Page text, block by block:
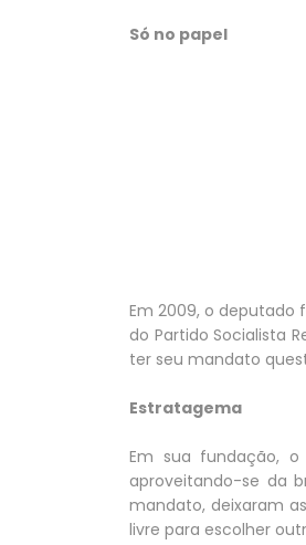
Só no papel
Em 2009, o deputado
do Partido Socialista
ter seu mandato
Estratagema
Em sua fundação,
aproveitando-se da
mandato, deixaram
livre para escolher